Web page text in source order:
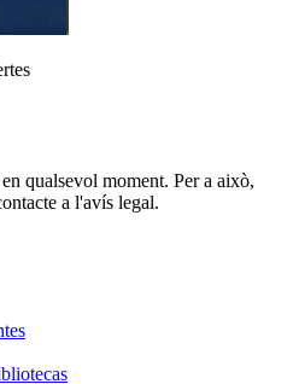
qualsevol moment. Per a això,
a l'avís legal.